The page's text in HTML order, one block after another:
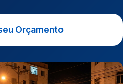
Orçamento